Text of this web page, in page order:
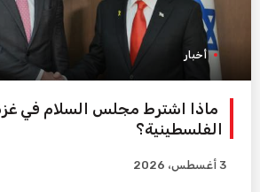
أخبار
ماذا اشترط مجلس السلام في
الفلسطينية؟
3 أغسطس، 2026